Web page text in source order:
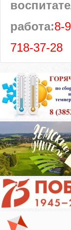
работа:8-
718-37-28